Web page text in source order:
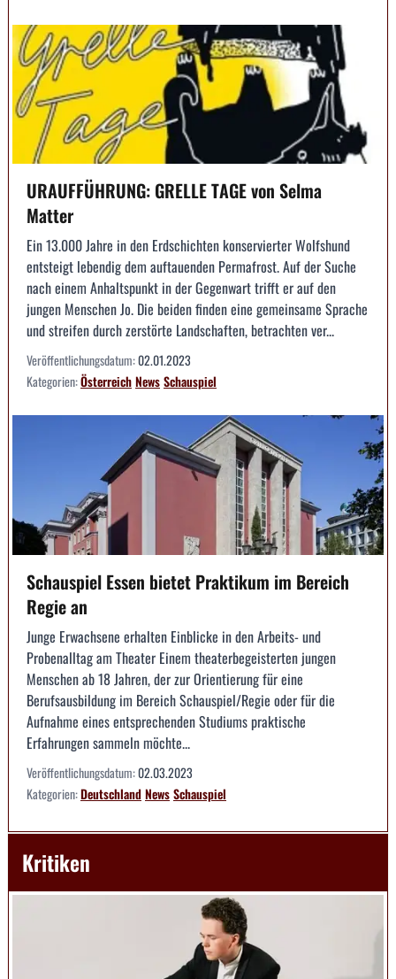
URAUFFÜHRUNG: GRELLE TAGE von Selma
Matter
Ein 13.000 Jahre in den Erdschichten konservierter Wolfshund
entsteigt lebendig dem auftauenden Permafrost. Auf der Suche
nach einem Anhaltspunkt in der Gegenwart trifft er auf den
jungen Menschen Jo. Die beiden finden eine gemeinsame Sprache
und streifen durch zerstörte Landschaften, betrachten ver...
Veröffentlichungsdatum:02.01.2023
Kategorien:ÖsterreichNewsSchauspiel
Schauspiel Essen bietet Praktikum im Bereich
Regie an
Junge Erwachsene erhalten Einblicke in den Arbeits- und
Probenalltag am Theater Einem theaterbegeisterten jungen
Menschen ab 18 Jahren, der zur Orientierung für eine
Berufsausbildung im Bereich Schauspiel/Regie oder für die
Aufnahme eines entsprechenden Studiums praktische
Erfahrungen sammeln möchte...
Veröffentlichungsdatum:02.03.2023
Kategorien:DeutschlandNewsSchauspiel
Kritiken